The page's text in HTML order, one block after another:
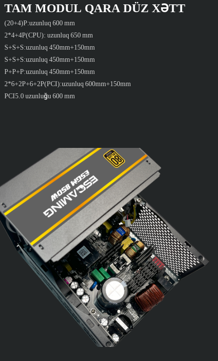
TAM MODUL QARA DÜZ XƏTT
(20+4)P:uzunluq 600 mm
2*4+4P(CPU): uzunluq 650 mm
S+S+S:uzunluq 450mm+150mm
S+S+S:uzunluq 450mm+150mm
P+P+P:uzunluq 450mm+150mm
2*6+2P+6+2P(PCI):uzunluq 600mm+150mm
PCI5.0 uzunluğu 600 mm